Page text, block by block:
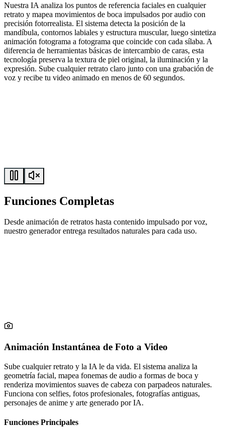
Nuestra IA analiza los puntos de referencia faciales en cualquier
retrato y mapea movimientos de boca impulsados por audio con
precisión fotorrealista. El sistema detecta la posición de la
mandíbula, contornos labiales y estructura muscular, luego sintetiza
animación fotograma a fotograma que coincide con cada sílaba. A
diferencia de herramientas básicas de intercambio de caras, esta
tecnología preserva la textura de piel original, la iluminación y la
expresión. Sube cualquier retrato claro junto con una grabación de
voz y recibe tu video animado en menos de 60 segundos.
Funciones Completas
Desde animación de retratos hasta contenido impulsado por voz,
nuestro generador entrega resultados naturales para cada uso.
Animación Instantánea de Foto a Video
Sube cualquier retrato y la IA le da vida. El sistema analiza la
geometría facial, mapea fonemas de audio a formas de boca y
renderiza movimientos suaves de cabeza con parpadeos naturales.
Funciona con selfies, fotos profesionales, fotografías antiguas,
personajes de anime y arte generado por IA.
Funciones Principales